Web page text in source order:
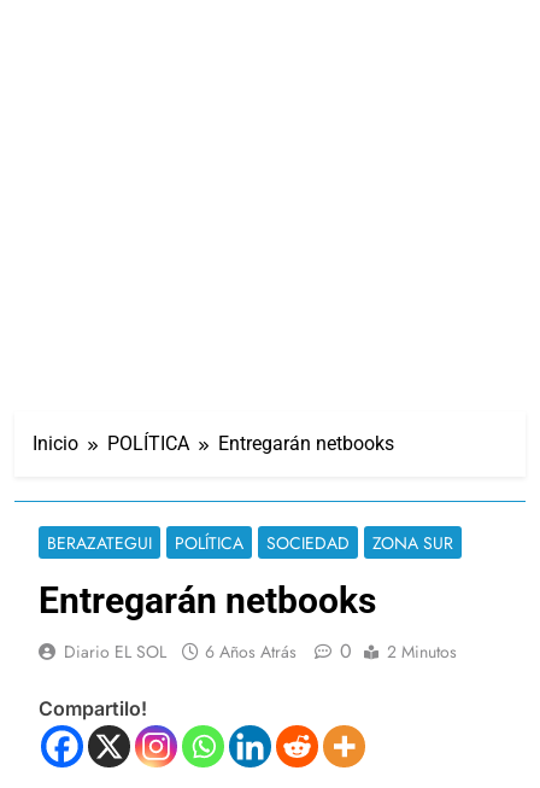
Inicio POLÍTICA Entregarán netbooks
BERAZATEGUI POLÍTICA SOCIEDAD ZONA SUR
Entregarán netbooks
Diario EL SOL 6 Años Atrás 0 2 Minutos
Compartilo!